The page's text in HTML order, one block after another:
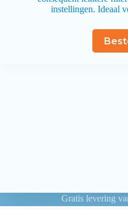
instellingen. Ideaal
Gratis levering